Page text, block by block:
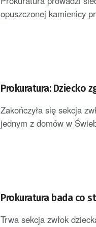
opuszczonej kamienicy
Prokuratura: Dziecko
Zakończyła się sekcja
jednym z domów w
Prokuratura bada co
Trwa sekcja zwłok